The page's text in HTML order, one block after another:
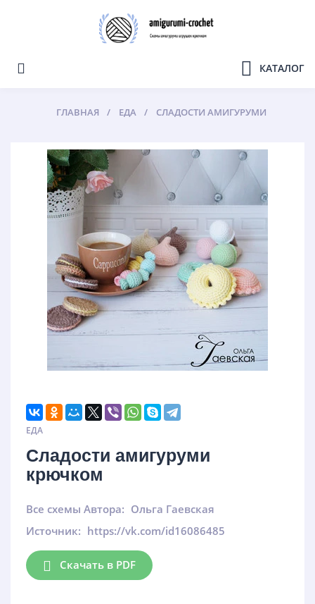
КАТАЛОГ
ГЛАВНАЯ ЕДА СЛАДОСТИ АМИГУРУМИ
ЕДА
Сладости амигуруми
крючком
Все схемы Автора: Ольга Гаевская
Источник: https://vk.com/id16086485
Скачать в PDF